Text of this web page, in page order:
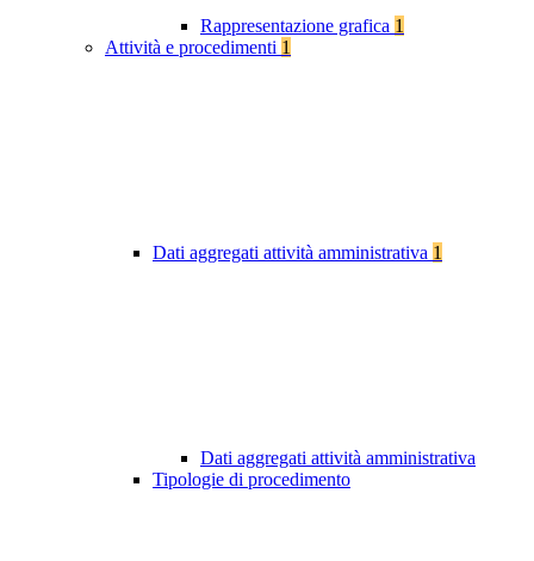
Rappresentazione grafica 1
Attività e procedimenti 1
Dati aggregati attività amministrativa 1
Dati aggregati attività amministrativa
Tipologie di procedimento